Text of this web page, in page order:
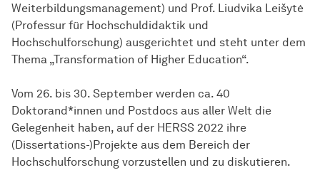
Weiterbildungsmanagement) und Prof. Liudvika Leišytė
(Professur für Hochschuldidaktik und
Hochschulforschung) ausgerichtet und steht unter dem
Thema „Transformation of Higher Education“.
Vom 26. bis 30. September werden ca. 40
Doktorand*innen und Postdocs aus aller Welt die
Gelegenheit haben, auf der HERSS 2022 ihre
(Dissertations-)Projekte aus dem Bereich der
Hochschulforschung vorzustellen und zu diskutieren.